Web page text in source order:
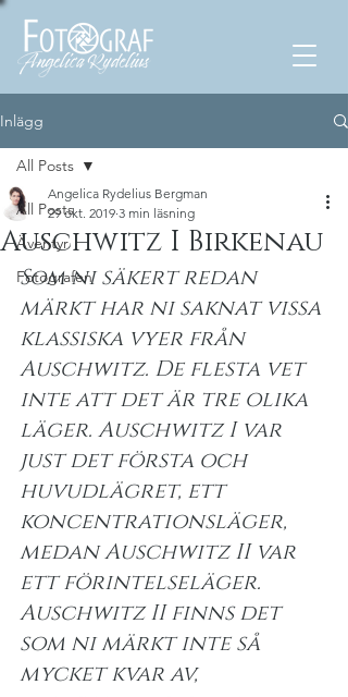
Inlägg
All Posts
Äventyr
Fotografen
All Posts
Auschwitz I Birkenau
Angelica Rydelius Bergman
29 okt. 2019 3 min läsning
Som ni säkert redan
märkt har ni saknat vissa
klassiska vyer från
Auschwitz. De flesta vet
inte att det är tre olika
läger. Auschwitz I var
just det första och
huvudlägret, ett
koncentrationsläger,
medan Auschwitz II var
ett förintelseläger.
Auschwitz II finns det
som ni märkt inte så
mycket kvar av,